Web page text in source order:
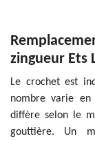
zingueur Ets
Le crochet est
nombre varie
diffère selon le
gouttière. Un